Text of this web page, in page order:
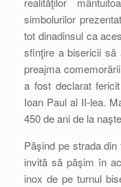
simbolurilor
tot dinadinsul ca
sfinţire a bisericii
preajma
a fost declarat
Ioan Paul al II-lea.
450 de ani de la
Păşind pe strada
invită să păşim în
inox de pe turnul